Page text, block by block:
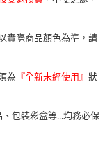
實際商品顏色為準，請
為 『全新未經使用』 狀
包裝彩盒等...均務必保